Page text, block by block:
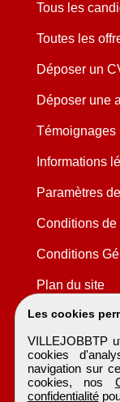
Les cookies
VILLEJOBBTP
cookies
navigation sur
cookies, nos
confidentialité
Tous les
Toutes les
Déposer un
Déposer une
Témoignages
Informations
Paramètres
Conditions de
Conditions
Plan du site